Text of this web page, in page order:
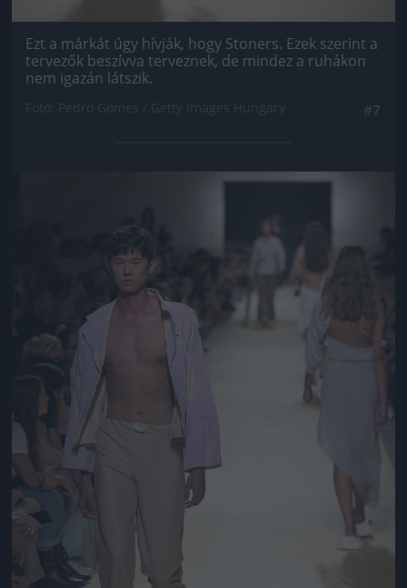
Ezt a márkát úgy hívják, hogy Stoners. Ezek szerint a
tervezők beszívva terveznek, de mindez a ruhákon
nem igazán látszik.